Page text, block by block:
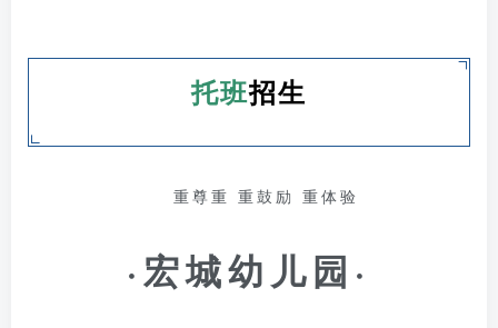
托班招生
重尊重 重鼓励 重体验
·宏城幼儿园 ·